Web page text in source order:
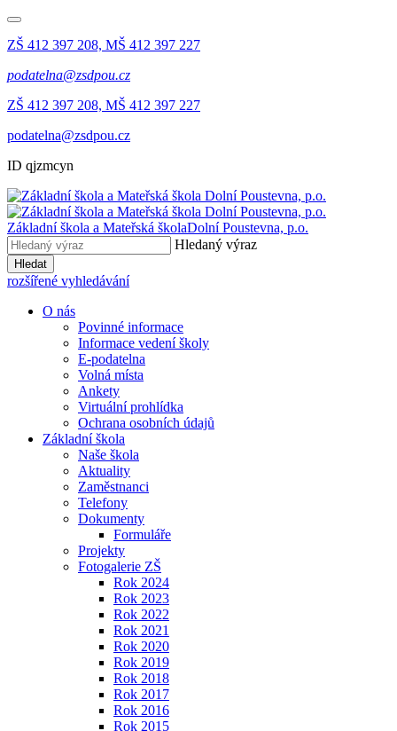
ZŠ 412 397 208, MŠ 412 397 227
podatelna@zsdpou.cz
ZŠ 412 397 208, MŠ 412 397 227
podatelna@zsdpou.cz
ID qjzmcyn
Základní škola a Mateřská školaDolní Poustevna, p.o.
Hledaný výraz
Hledat
rozšířené vyhledávání
O nás
Povinné informace
Informace vedení školy
E-podatelna
Volná místa
Ankety
Virtuální prohlídka
Ochrana osobních údajů
Základní škola
Naše škola
Aktuality
Zaměstnanci
Telefony
Dokumenty
Formuláře
Projekty
Fotogalerie ZŠ
Rok 2024
Rok 2023
Rok 2022
Rok 2021
Rok 2020
Rok 2019
Rok 2018
Rok 2017
Rok 2016
Rok 2015